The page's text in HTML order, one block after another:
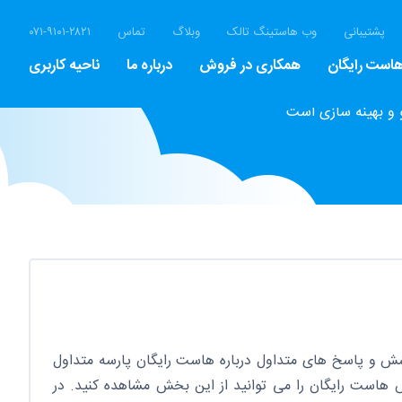
ناحیه کاربری درباره ما همکاری در فروش رایگان
۰۷۱-۹۱۰۱-۲۸۲۱ تماس وبلاگ وب هاستینگ تالک پشتیبانی
و بهینه سازی است
و پاسخ های متداول درباره هاست رایگان پارسه متداول
رایگان را می توانید از این بخش مشاهده کنید. در